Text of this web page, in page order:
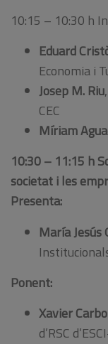
10:15 – 10:30 h
Eduard
Economia i
Josep M. Riu
CEC
Míriam
10:30 – 11:15 h
societat i les
Presenta:
María Jesús
Ponent:
Xavier
d’RSC